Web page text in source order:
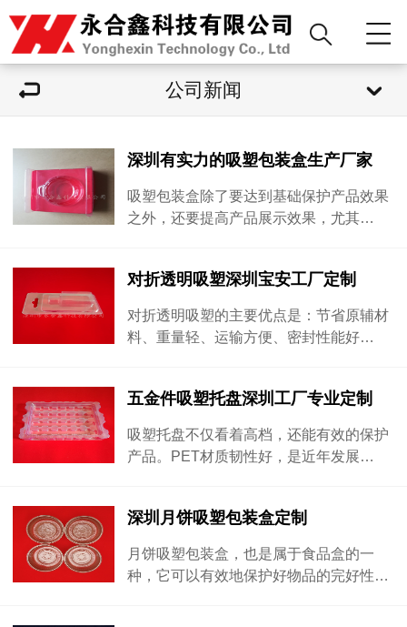
公司新闻
深圳有实力的吸塑包装盒生产厂家
吸塑包装盒除了要达到基础保护产品效果
之外，还要提高产品展示效果，尤其…
对折透明吸塑深圳宝安工厂定制
对折透明吸塑的主要优点是：节省原辅材
料、重量轻、运输方便、密封性能好…
五金件吸塑托盘深圳工厂专业定制
吸塑托盘不仅看着高档，还能有效的保护
产品。PET材质韧性好，是近年发展…
深圳月饼吸塑包装盒定制
月饼吸塑包装盒，也是属于食品盒的一
种，它可以有效地保护好物品的完好性…